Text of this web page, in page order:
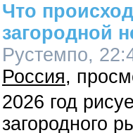
Что
загородной
Рустемпо,
Россия
2026 год
загородного